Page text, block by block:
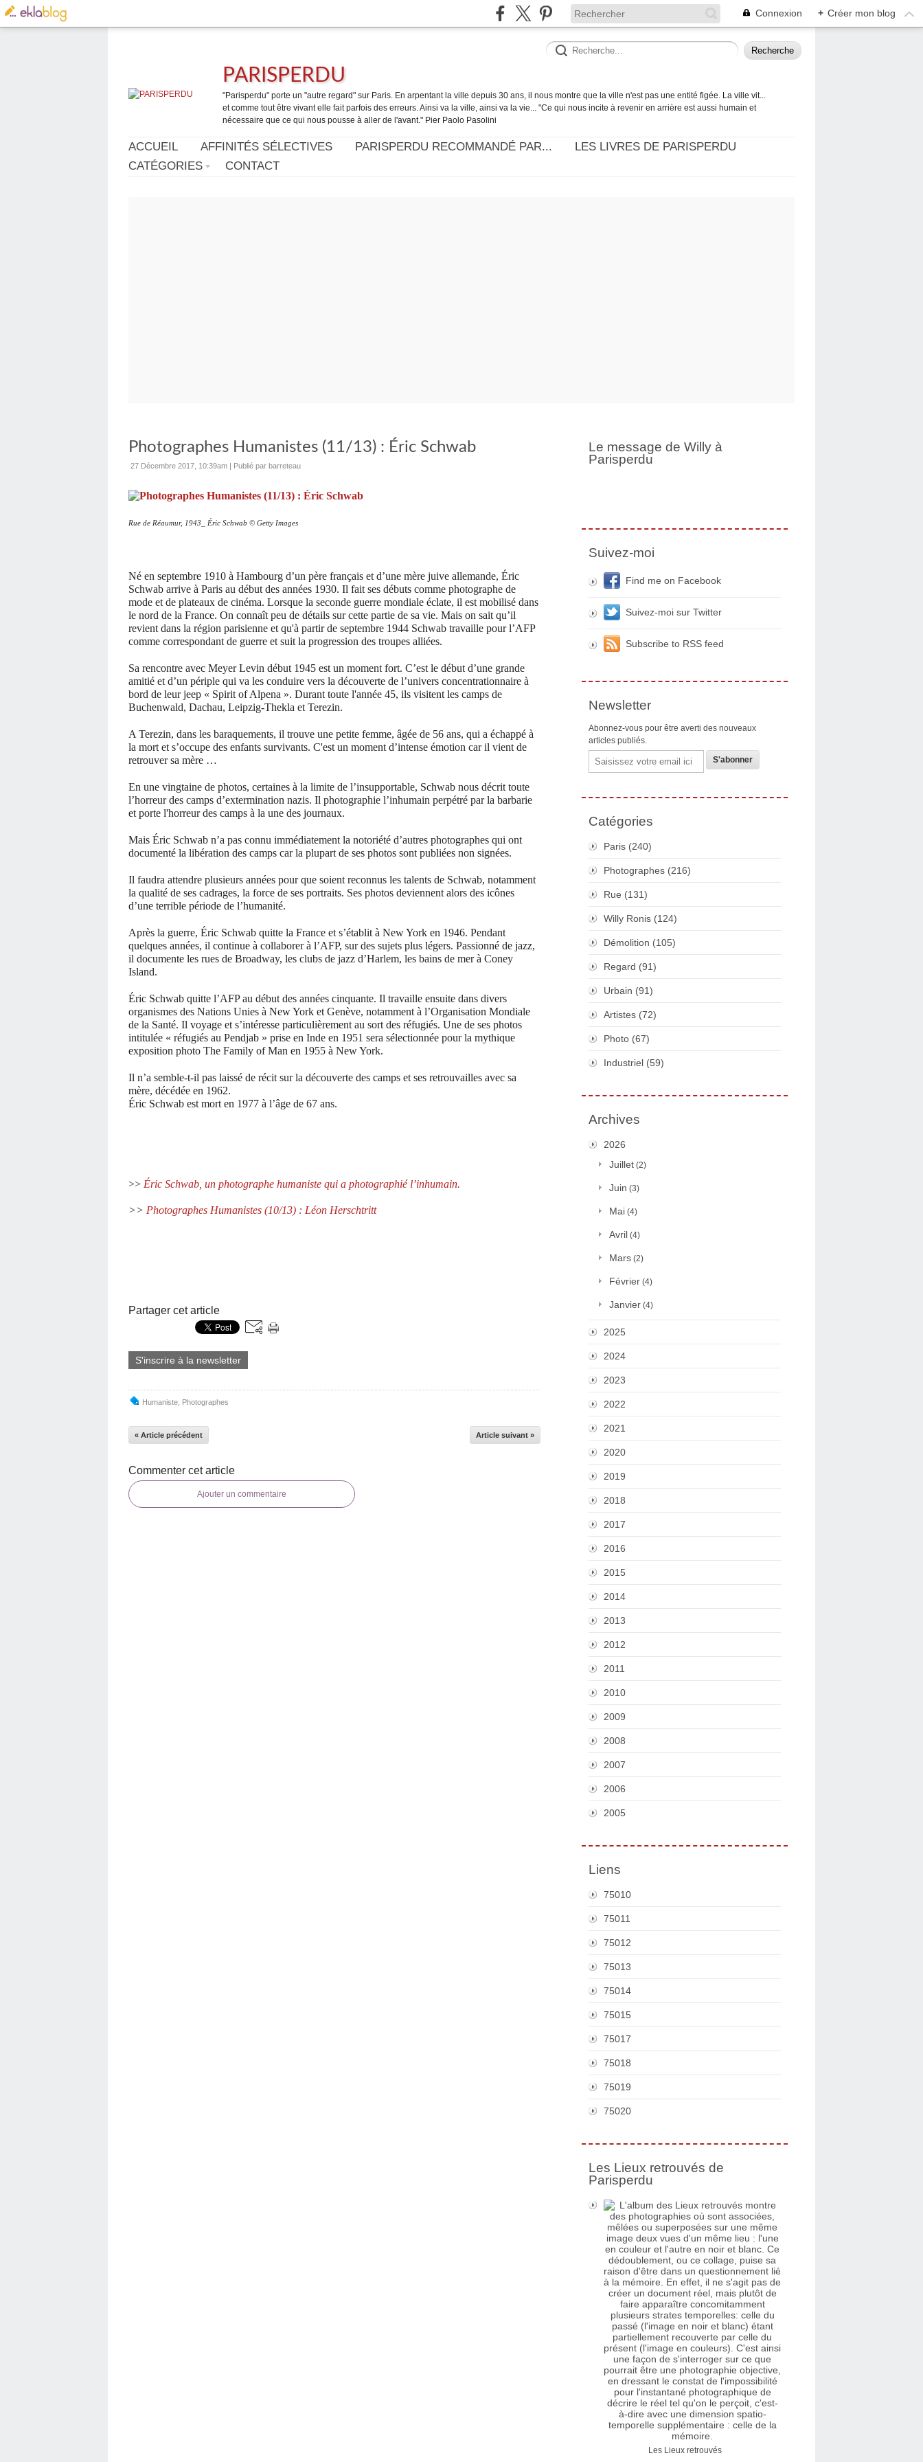
Connexion + Créer mon blog
PARISPERDU
"Parisperdu" porte un "autre regard" sur Paris. En arpentant la ville depuis 30 ans, il nous montre que la ville n'est pas une entité figée. La ville vit...
et comme tout être vivant elle fait parfois des erreurs. Ainsi va la ville, ainsi va la vie... "Ce qui nous incite à revenir en arrière est aussi humain et
nécessaire que ce qui nous pousse à aller de l'avant." Pier Paolo Pasolini
ACCUEIL AFFINITÉS SÉLECTIVES PARISPERDU RECOMMANDÉ PAR...
LES LIVRES DE PARISPERDU
CATÉGORIES
CONTACT
Photographes Humanistes (11/13) : Éric Schwab
27 Décembre 2017, 10:39am | Publié par barreteau
Rue de Réaumur, 1943_ Éric Schwab © Getty Images
Né en septembre 1910 à Hambourg d’un père français et d’une mère juive allemande, Éric
Schwab arrive à Paris au début des années 1930. Il fait ses débuts comme photographe de
mode et de plateaux de cinéma. Lorsque la seconde guerre mondiale éclate, il est mobilisé dans
le nord de la France. On connaît peu de détails sur cette partie de sa vie. Mais on sait qu’il
revient dans la région parisienne et qu'à partir de septembre 1944 Schwab travaille pour l’AFP
comme correspondant de guerre et suit la progression des troupes alliées.
Sa rencontre avec Meyer Levin début 1945 est un moment fort. C’est le début d’une grande
amitié et d’un périple qui va les conduire vers la découverte de l’univers concentrationnaire à
bord de leur jeep « Spirit of Alpena ». Durant toute l'année 45, ils visitent les camps de
Buchenwald, Dachau, Leipzig-Thekla et Terezin.
A Terezin, dans les baraquements, il trouve une petite femme, âgée de 56 ans, qui a échappé à
la mort et s’occupe des enfants survivants. C'est un moment d’intense émotion car il vient de
retrouver sa mère …
En une vingtaine de photos, certaines à la limite de l’insupportable, Schwab nous décrit toute
l’horreur des camps d’extermination nazis. Il photographie l’inhumain perpétré par la barbarie
et porte l'horreur des camps à la une des journaux.
Mais Éric Schwab n’a pas connu immédiatement la notoriété d’autres photographes qui ont
documenté la libération des camps car la plupart de ses photos sont publiées non signées.
Il faudra attendre plusieurs années pour que soient reconnus les talents de Schwab, notamment
la qualité de ses cadrages, la force de ses portraits. Ses photos deviennent alors des icônes
d’une terrible période de l’humanité.
Après la guerre, Éric Schwab quitte la France et s’établit à New York en 1946. Pendant
quelques années, il continue à collaborer à l’AFP, sur des sujets plus légers. Passionné de jazz,
il documente les rues de Broadway, les clubs de jazz d’Harlem, les bains de mer à Coney
Island.
Éric Schwab quitte l’AFP au début des années cinquante. Il travaille ensuite dans divers
organismes des Nations Unies à New York et Genève, notamment à l’Organisation Mondiale
de la Santé. Il voyage et s’intéresse particulièrement au sort des réfugiés. Une de ses photos
intitulée « réfugiés au Pendjab » prise en Inde en 1951 sera sélectionnée pour la mythique
exposition photo The Family of Man en 1955 à New York.
Il n’a semble-t-il pas laissé de récit sur la découverte des camps et ses retrouvailles avec sa
mère, décédée en 1962.
Éric Schwab est mort en 1977 à l’âge de 67 ans.
>> Éric Schwab, un photographe humaniste qui a photographié l’inhumain.
>> Photographes Humanistes (10/13) : Léon Herschtritt
Partager cet article
S'inscrire à la newsletter
Humaniste Photographes
« Article précédent Article suivant »
Commenter cet article
Ajouter un commentaire
Le message de Willy à
Parisperdu
Suivez-moi
Find me on Facebook
Suivez-moi sur Twitter
Subscribe to RSS feed
Newsletter
Abonnez-vous pour être averti des nouveaux
articles publiés.
Email
Catégories
Paris (240)
Photographes (216)
Rue (131)
Willy Ronis (124)
Démolition (105)
Regard (91)
Urbain (91)
Artistes (72)
Photo (67)
Industriel (59)
Archives
2026
Juillet (2)
Juin (3)
Mai (4)
Avril (4)
Mars (2)
Février (4)
Janvier (4)
2025
2024
2023
2022
2021
2020
2019
2018
2017
2016
2015
2014
2013
2012
2011
2010
2009
2008
2007
2006
2005
Liens
75010
75011
75012
75013
75014
75015
75017
75018
75019
75020
Les Lieux retrouvés de
Parisperdu
Les Lieux retrouvés